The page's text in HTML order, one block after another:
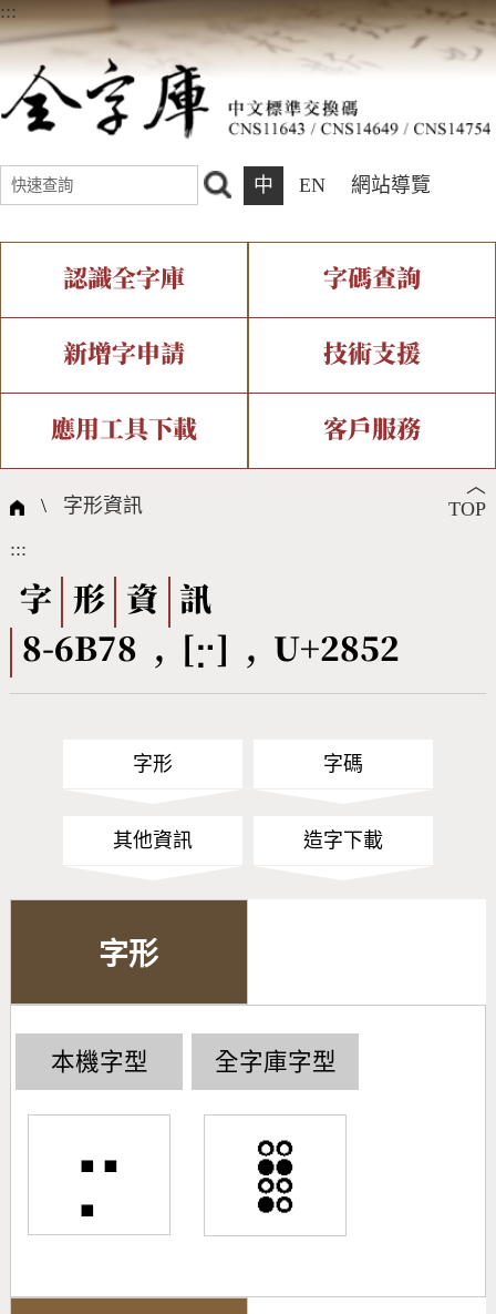
:::
中 EN 網站導覽
認識全字庫
全字庫介紹 全字庫現況
中文碼介紹 專有名詞介紹
國際字碼相關組織
字碼查詢
IDS查詢 部件查詢
複合查詢 注音查詢
筆畫查詢
筆順序查詢
CNS查詢 Unicode查詢
新增字申請
新字申請處理流程
技術支援
字形即時顯示 造字解決方案
全字庫授權 轉碼Web Service
應用工具下載
個人電腦造字處理工具
字形下載
客戶服務
問題集
熱門查詢統計
︿
TOP
\ 字形資訊
:::
字 形 資
訊
8-6B78 , [⡒] , U+2852
字形 字碼
其他資訊 造字下載
字形
本機字型
⡒
全字庫字型